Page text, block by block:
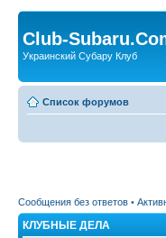
Club-
Украинский Субару Клуб
Список форумов
Сообщения без ответов •
КЛУБНЫЕ ДЕЛА